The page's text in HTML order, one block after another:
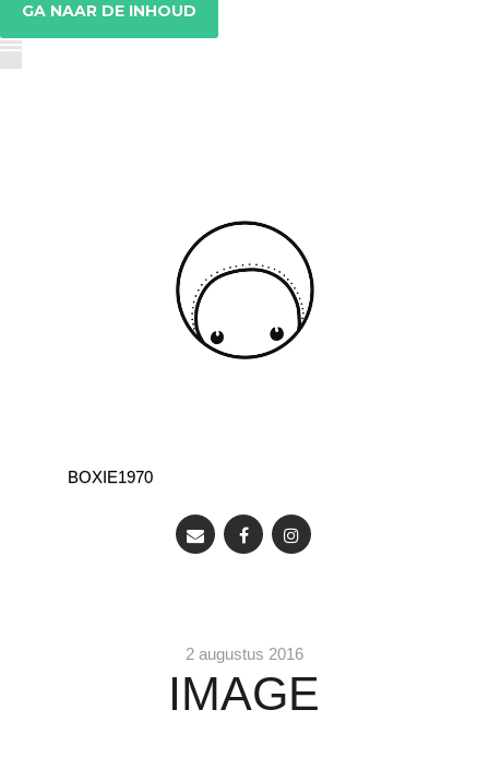
GA NAAR DE INHOUD
BOXIE1970
2 augustus 2016
IMAGE